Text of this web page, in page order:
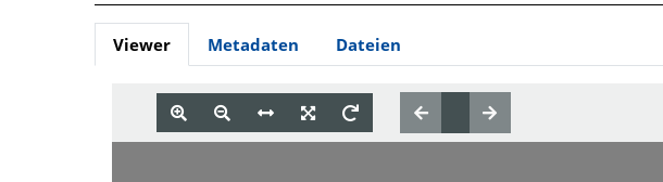
Viewer Metadaten Dateien